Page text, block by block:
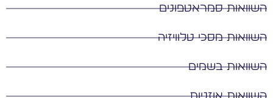
השוואות סמראטפונים
השוואות מסכי טלוויזיה
השוואות בשמים
השוואות אוזניות